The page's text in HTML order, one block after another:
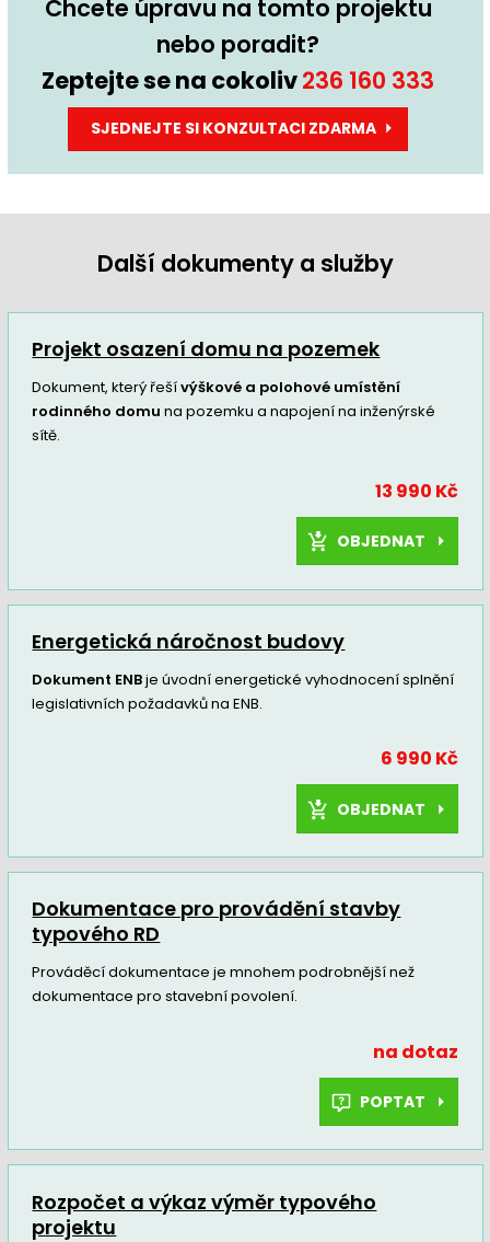
Chcete úpravu na tomto projektu
nebo poradit?
Zeptejte se na cokoliv236 160 333
SJEDNEJTE SI KONZULTACI ZDARMA
Další dokumenty a služby
Projekt osazení domu na pozemek
Dokument, který řešívýškové a polohové umístění
rodinného domu na pozemku a napojení na inženýrské
sítě.
13 990 Kč
OBJEDNAT
Energetická náročnost budovy
Dokument ENBje úvodní energetické vyhodnocení splnění
legislativních požadavků na ENB.
6 990 Kč
OBJEDNAT
Dokumentace pro provádění stavby
typového RD
Prováděcí dokumentace je mnohem podrobnější než
dokumentace pro stavební povolení.
na dotaz
POPTAT
Rozpočet a výkaz výměr typového
projektu